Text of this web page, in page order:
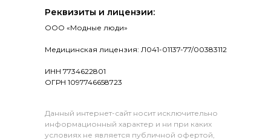
Реквизиты и лицензии:
ООО «Модные люди»
Медицинская лицензия: Л041-01137-77/00383112
ИНН 7734622801
ОГРН 1097746658723
Данный интернет-сайт носит исключительно
информационный характер и ни при каких
условиях не является публичной офертой,